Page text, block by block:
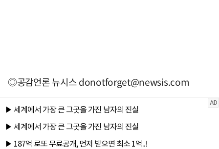
◎공감언론 뉴시스donotforget@newsis.com